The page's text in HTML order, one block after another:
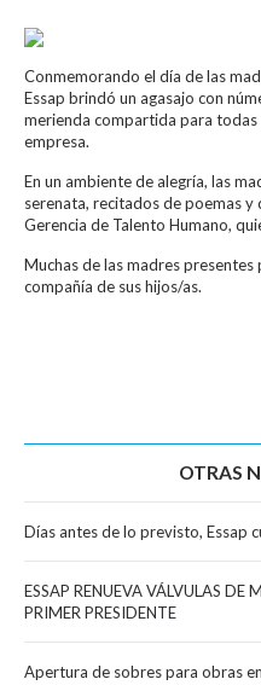
Conmemorando el día de las
Essap brindó un agasajo con
merienda compartida para
empresa.
En un ambiente de alegría, las
serenata, recitados de poemas
Gerencia de Talento Humano,
Muchas de las madres
compañía de sus hijos/as.
OTRAS
Días antes de lo previsto, Essap
ESSAP RENUEVA VÁLVULAS DE
PRIMER PRESIDENTE
Apertura de sobres para obras